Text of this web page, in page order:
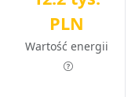
PLN
Wartość energii